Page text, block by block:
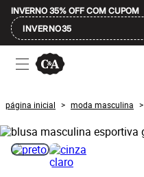
INVERNO 35% OFF COM CUPOM
INVERNO35
Ofertas
Compre por Departamento
Masculino
Infantil
Calçados
Mindse7
Plus Size
Até 20% off
página inicial > moda masculina >